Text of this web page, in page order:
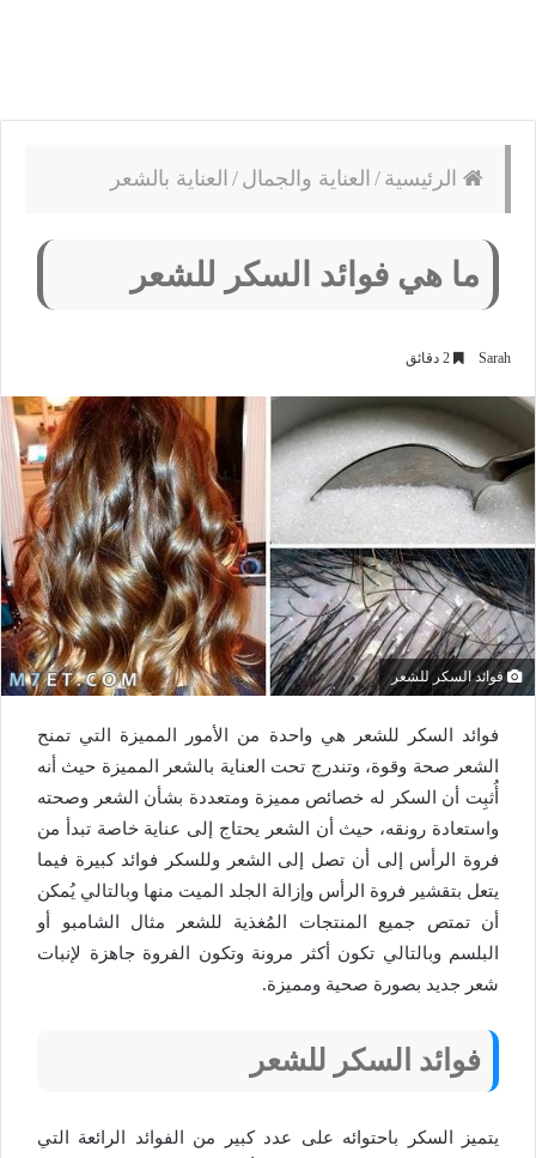
الرئيسية / العناية والجمال / العناية بالشعر
ما هي فوائد السكر للشعر
Sarah
فوائد السكر للشعر
فوائد السكر للشعر هي واحدة من الأمور المميزة التي تمنح
الشعر صحة وقوة، وتندرج تحت العناية بالشعر المميزة حيث أنه
أُثبِت أن السكر له خصائص مميزة ومتعددة بشأن الشعر وصحته
واستعادة رونقه، حيث أن الشعر يحتاج إلى عناية خاصة تبدأ من
فروة الرأس إلى أن تصل إلى الشعر وللسكر فوائد كبيرة فيما
يتعل بتقشير فروة الرأس وإزالة الجلد الميت منها وبالتالي يُمكن
أن تمتص جميع المنتجات المُغذية للشعر مثال الشامبو أو
البلسم وبالتالي تكون أكثر مرونة وتكون الفروة جاهزة لإنبات
شعر جديد بصورة صحية ومميزة.
فوائد السكر للشعر
يتميز السكر باحتوائه على عدد كبير من الفوائد الرائعة التي